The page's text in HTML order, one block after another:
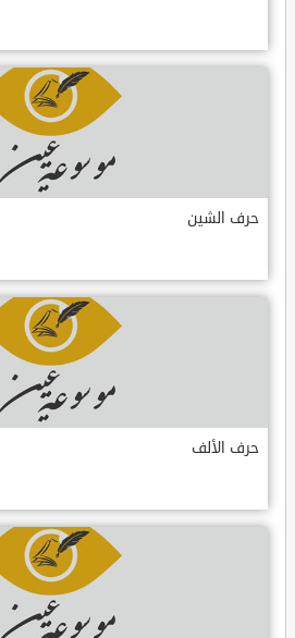
حرف الشين
حرف الألف